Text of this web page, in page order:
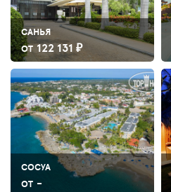
САНЬЯ
ОТ 122 131 ₽
СОСУА
ОТ -